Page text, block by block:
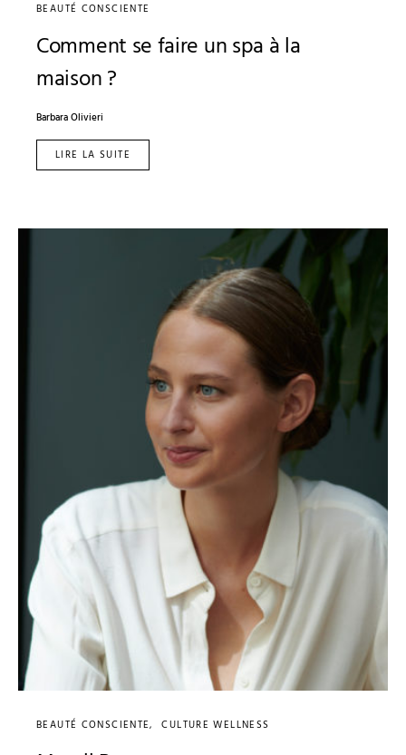
BEAUTÉ CONSCIENTE
Comment se faire un spa à la
maison ?
Barbara Olivieri
LIRE LA SUITE
BEAUTÉ CONSCIENTE CULTURE WELLNESS